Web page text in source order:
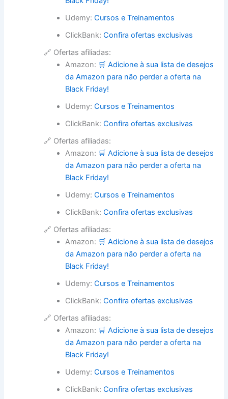
Udemy:Cursos e Treinamentos
ClickBank:Confira ofertas exclusivas
🔗 Ofertas afiliadas:
Amazon: 🛒 Adicione à sua lista de desejos
da Amazon para não perder a oferta na
Black Friday!
Udemy:Cursos e Treinamentos
ClickBank:Confira ofertas exclusivas
🔗 Ofertas afiliadas:
Amazon: 🛒 Adicione à sua lista de desejos
da Amazon para não perder a oferta na
Black Friday!
Udemy:Cursos e Treinamentos
ClickBank:Confira ofertas exclusivas
🔗 Ofertas afiliadas:
Amazon: 🛒 Adicione à sua lista de desejos
da Amazon para não perder a oferta na
Black Friday!
Udemy:Cursos e Treinamentos
ClickBank:Confira ofertas exclusivas
🔗 Ofertas afiliadas:
Amazon: 🛒 Adicione à sua lista de desejos
da Amazon para não perder a oferta na
Black Friday!
Udemy:Cursos e Treinamentos
ClickBank:Confira ofertas exclusivas